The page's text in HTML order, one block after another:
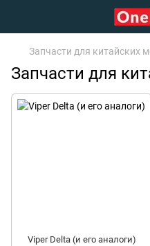
Запчасти для китайских
Запчасти для
Viper Delta (и его аналоги)